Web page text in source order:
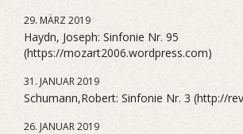
29. MÄRZ 2019
Haydn, Joseph: Sinfonie Nr. 95
(https://mozart2006.wordpress.com)
31. JANUAR 2019
Schumann,Robert: Sinfonie Nr. 3 (http://
26. JANUAR 2019